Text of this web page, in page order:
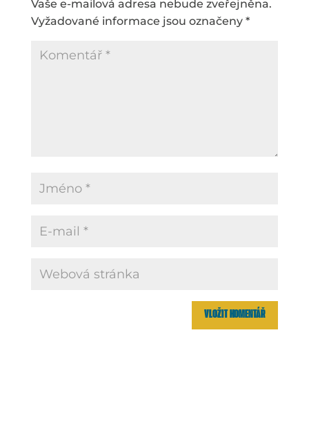
Vaše e-mailová adresa nebude zveřejněna.
Vyžadované informace jsou označeny *